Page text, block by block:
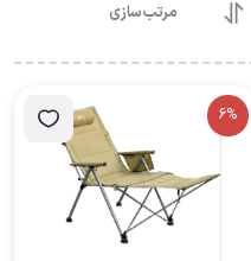
مرتب‌سازی
6%